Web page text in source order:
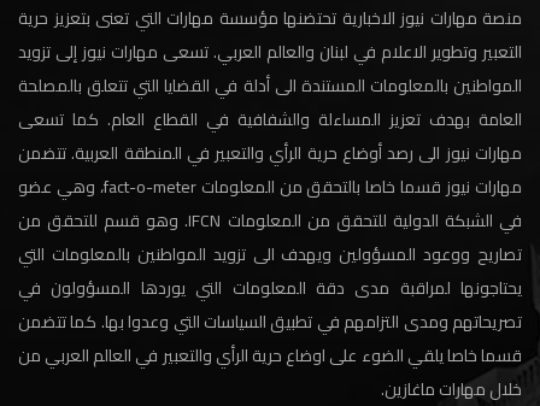
منصة مهارات نيوز الاخبارية تحتضنها مؤسسة مهارات التي تعنى بتعزيز حرية
التعبير وتطوير الاعلام في لبنان والعالم العربي. تسعى مهارات نيوز إلى تزويد
المواطنين بالمعلومات المستندة الى أدلة في القضايا التي تتعلق بالمصلحة
العامة بهدف تعزيز المساءلة والشفافية في القطاع العام. كما تسعى
مهارات نيوز الى رصد أوضاع حرية الرأي والتعبير في المنطقة العربية. تتضمن
مهارات نيوز قسما خاصا بالتحقق من المعلومات fact-o-meter، وهي عضو
في الشبكة الدولية للتحقق من المعلومات IFCN. وهو قسم للتحقق من
تصاريح ووعود المسؤولين ويهدف الى تزويد المواطنين بالمعلومات التي
يحتاجونها لمراقبة مدى دقة المعلومات التي يوردها المسؤولون في
تصريحاتهم ومدى التزامهم في تطبيق السياسات التي وعدوا بها. كما تتضمن
قسما خاصا يلقي الضوء على اوضاع حرية الرأي والتعبير في العالم العربي من
خلال مهارات ماغازين.